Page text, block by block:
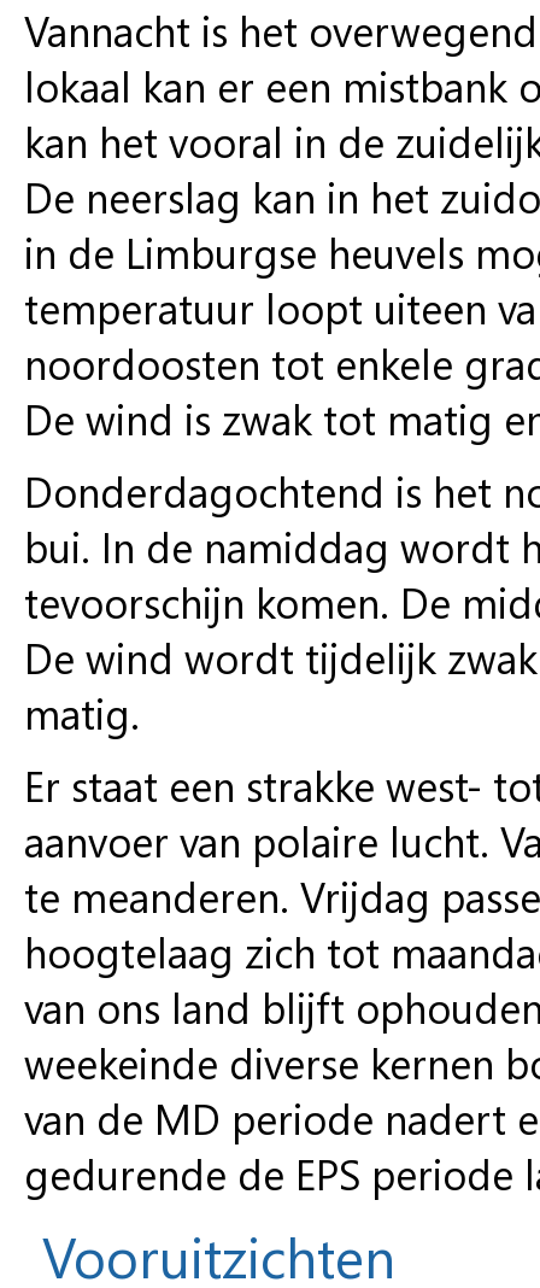
Vannacht is het
lokaal kan er een mistbank
kan het vooral in de
De neerslag kan in het
in de Limburgse heuvels
temperatuur loopt uiteen
noordoosten tot enkele
De wind is zwak tot matig
Donderdagochtend is het
bui. In de namiddag wordt
tevoorschijn komen. De
De wind wordt tijdelijk
matig.
Er staat een strakke west-
aanvoer van polaire lucht.
te meanderen. Vrijdag
hoogtelaag zich tot
van ons land blijft
weekeinde diverse kernen
van de MD periode nadert
gedurende de EPS periode
Vooruitzichten